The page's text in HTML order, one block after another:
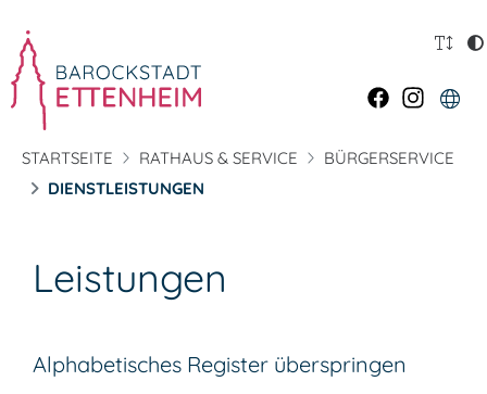
STARTSEITE RATHAUS & SERVICE
BÜRGERSERVICE
DIENSTLEISTUNGEN
Leistungen
Alphabetisches Register überspringen